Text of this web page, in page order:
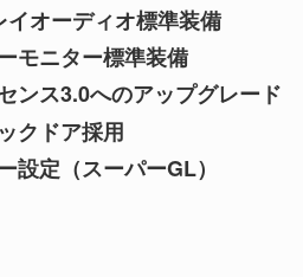
オーディオ標準装備
モニター標準装備
ンス3.0へのアップグレード
クドア採用
設定（スーパーGL）